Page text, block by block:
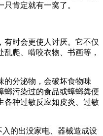
肯定就有一窝了。
有时会更使人讨厌。它不仅
爬、啃咬衣物、书画等，
的分泌物，会破坏食物味
螂污染过的食品或蟑螂粪便
各种过敏反应如皮炎、过敏
的出没家电、器械造成设